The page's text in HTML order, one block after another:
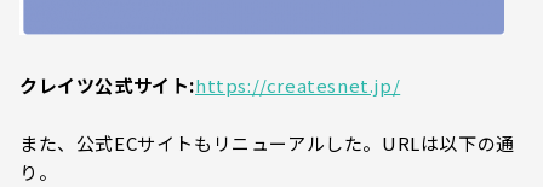
クレイツ公式サイト:https://createsnet.jp/
また、公式ECサイトもリニューアルした。URLは以下の通
り。